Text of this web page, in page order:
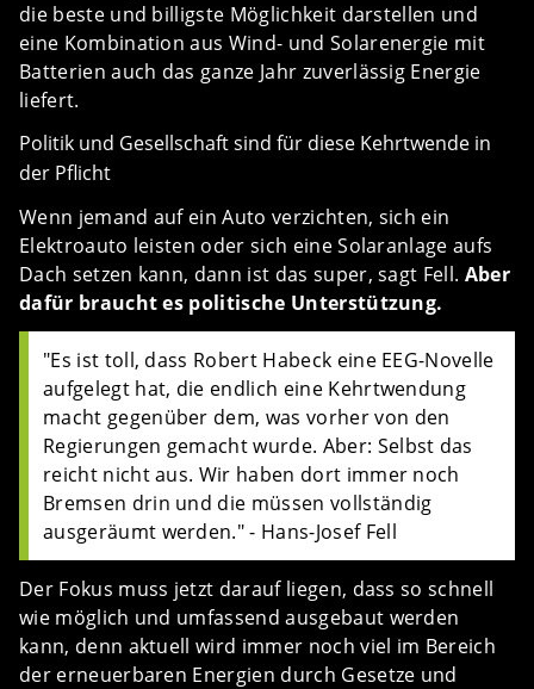
die beste und billigste Möglichkeit darstellen und
eine Kombination aus Wind- und Solarenergie mit
Batterien auch das ganze Jahr zuverlässig Energie
liefert.
Politik und Gesellschaft sind für diese Kehrtwende in
der Pflicht
Wenn jemand auf ein Auto verzichten, sich ein
Elektroauto leisten oder sich eine Solaranlage aufs
Dach setzen kann, dann ist das super, sagt Fell. Aber
dafür braucht es politische Unterstützung.
"Es ist toll, dass Robert Habeck eine EEG-Novelle
aufgelegt hat, die endlich eine Kehrtwendung
macht gegenüber dem, was vorher von den
Regierungen gemacht wurde. Aber: Selbst das
reicht nicht aus. Wir haben dort immer noch
Bremsen drin und die müssen vollständig
ausgeräumt werden." - Hans-Josef Fell
Der Fokus muss jetzt darauf liegen, dass so schnell
wie möglich und umfassend ausgebaut werden
kann, denn aktuell wird immer noch viel im Bereich
der erneuerbaren Energien durch Gesetze und